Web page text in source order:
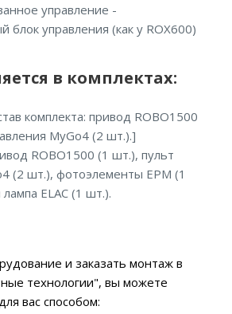
управление -
управления (как у ROX600)
в комплектах:
комплекта: привод ROBO1500
MyGo4 (2 шт.).]
ROBO1500 (1 шт.), пульт
(2 шт.), фотоэлементы EPM (1
ELAC (1 шт.).
и заказать монтаж в
технологии", вы можете
вас способом: